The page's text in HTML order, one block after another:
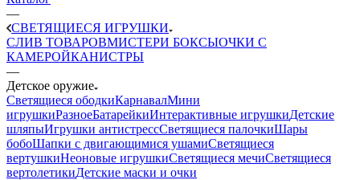
—
СВЕТЯЩИЕСЯ ИГРУШКИ
CЛИВ ТОВАРОВМИСТЕРИ БОКСЫОЧКИ С
КАМЕРОЙКАНИСТРЫ
—
Детское оружие
Светящиеся ободкиКарнавалМини
игрушкиРазноеБатарейкиИнтерактивные игрушкиДетские
шляпыИгрушки антистрессСветящиеся палочкиШары
бобоШапки с двигающимися ушамиСветящиеся
вертушкиНеоновые игрушкиСветящиеся мечиСветящиеся
вертолетикиДетские маски и очки